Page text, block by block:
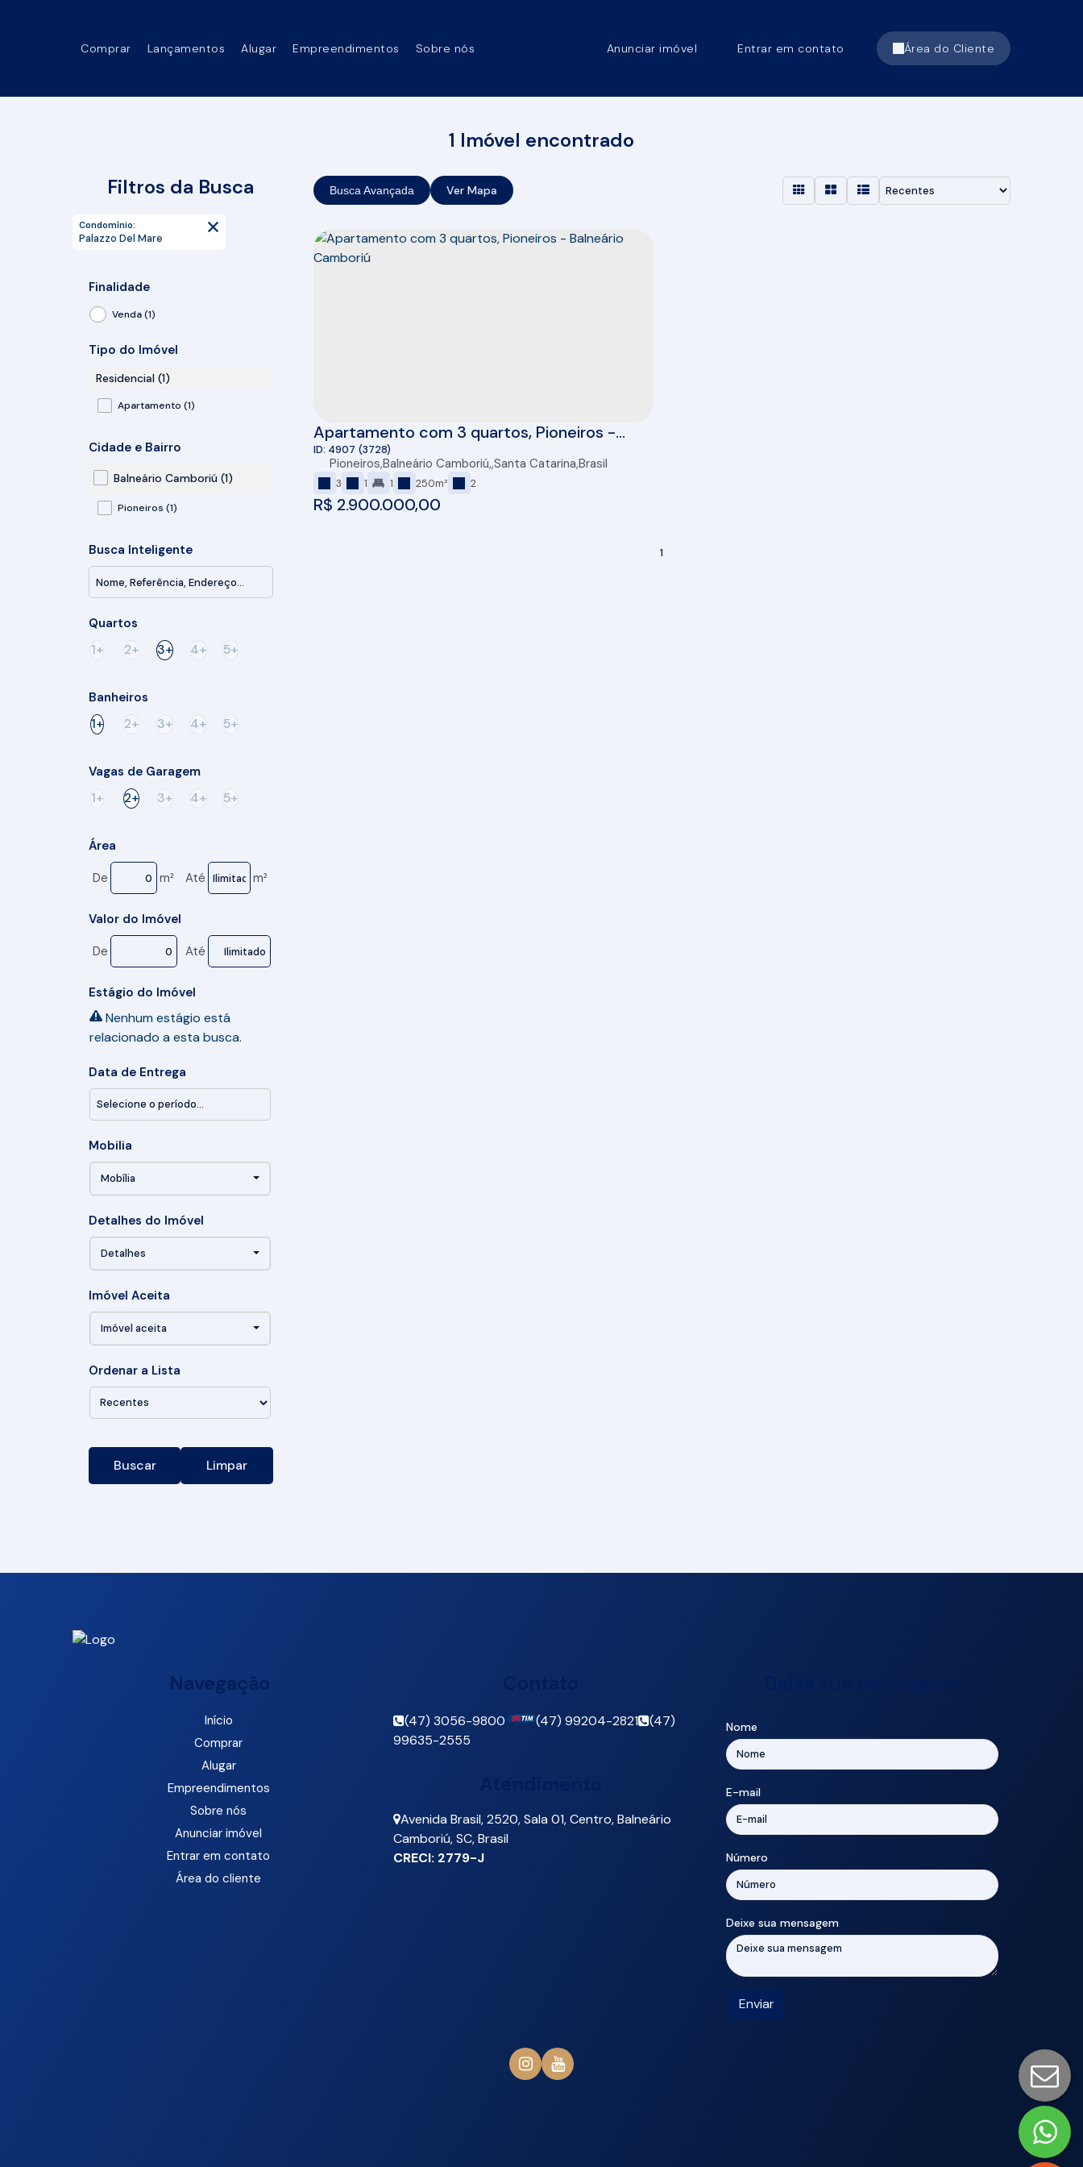
Área do Cliente
Entrar em contato
Anunciar imóvel
Sobre nós
Empreendimentos
Alugar
Lançamentos
Comprar
1 Imóvel encontrado
Filtros da Busca
Condomínio:
Palazzo Del Mare
Finalidade
Venda (1)
Tipo do Imóvel
Residencial (1)
Apartamento (1)
Cidade e Bairro
Balneário Camboriú (1)
Pioneiros (1)
Busca Inteligente
Quartos
1+ 2+ 3+ 4+ 5+
Banheiros
1+ 2+ 3+ 4+ 5+
Vagas de Garagem
1+ 2+ 3+ 4+ 5+
Área
De
m² Até m²
Valor do Imóvel
De
Até
Estágio do Imóvel
Nenhum estágio está
relacionado a esta busca.
Data de Entrega
Mobilia
Mobília
Detalhes do Imóvel
Detalhes
Imóvel Aceita
Imóvel aceita
Ordenar a Lista
Buscar Limpar
Busca Avançada Ver Mapa
Apartamento com 3 quartos, Pioneiros -
Balneário Camboriú
R$ 2.900.000,00
4907 (3728)
Pioneiros,Balneário Camboriú ,Santa Catarina,Brasil
3 1 1 250m² 2
1
Navegação
Início
Comprar
Alugar
Empreendimentos
Sobre nós
Anunciar imóvel
Entrar em contato
Área do cliente
(47) 3056-9800 (47) 99204-2821
(47)
99635-2555
Avenida Brasil,2520,Sala 01,Centro,Balneário
Camboriú,SC,Brasil
CRECI: 2779-J
Nome
E-mail
Número
Deixe sua mensagem